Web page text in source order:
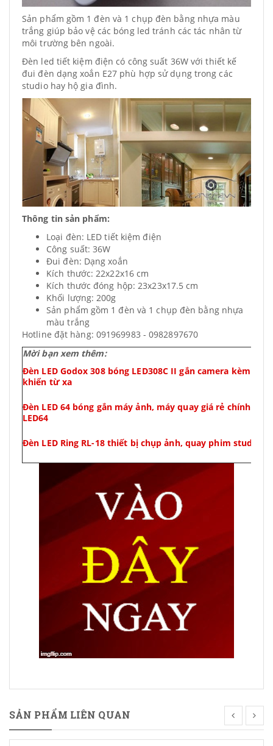
Sản phẩm gồm 1 đèn và 1 chụp đèn bằng nhựa màu
trắng giúp bảo vệ các bóng led tránh các tác nhân từ
môi trường bên ngoài.
Đèn led tiết kiệm điện có công suất 36W với thiết kế
đui đèn dạng xoắn E27 phù hợp sử dụng trong các
studio hay hộ gia đình.
Thông tin sản phẩm:
Loại đèn: LED tiết kiệm điện
Công suất: 36W
Đui đèn: Dạng xoắn
Kích thước: 22x22x16 cm
Kích thước đóng hộp: 23x23x17.5 cm
Khối lượng: 200g
Sản phẩm gồm 1 đèn và 1 chụp đèn bằng nhựa
màu trắng
Hotline đặt hàng: 091969983 - 0982897670
Mời bạn xem thêm:
Đèn LED Godox 308 bóng LED308C II gắn camera kèm
khiển từ xa
Đèn LED 64 bóng gắn máy ảnh, máy quay giá rẻ chính
LED64
Đèn LED Ring RL-18 thiết bị chụp ảnh, quay phim studio
SẢN PHẨM LIÊN QUAN